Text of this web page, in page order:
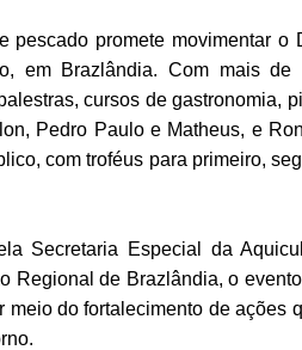
pescado promete movimentar
em Brazlândia. Com mais de
cursos de gastronomia,
Pedro Paulo e Matheus, e
com troféus para primeiro,
Secretaria Especial da
Regional de Brazlândia, o
meio do fortalecimento de ações